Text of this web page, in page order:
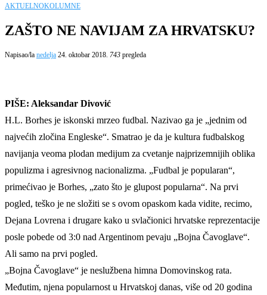
AKTUELNOKOLUMNE
ZAŠTO NE NAVIJAM ZA HRVATSKU?
Napisao/la nedelja 24. oktobar 2018. 743 pregleda
PIŠE: Aleksandar Divović
H.L. Borhes je iskonski mrzeo fudbal. Nazivao ga je „jednim od
najvećih zločina Engleske“. Smatrao je da je kultura fudbalskog
navijanja veoma plodan medijum za cvetanje najprizemnijih oblika
populizma i agresivnog nacionalizma. „Fudbal je popularan“,
primećivao je Borhes, „zato što je glupost popularna“. Na prvi
pogled, teško je ne složiti se s ovom opaskom kada vidite, recimo,
Dejana Lovrena i drugare kako u svlačionici hrvatske reprezentacije
posle pobede od 3:0 nad Argentinom pevaju „Bojna Čavoglave“.
Ali samo na prvi pogled.
„Bojna Čavoglave“ je neslužbena himna Domovinskog rata.
Međutim, njena popularnost u Hrvatskoj danas, više od 20 godina